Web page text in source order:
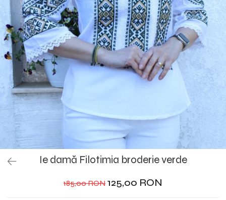
Ie damă Filotimia broderie verde
185,00 RON 125,00 RON